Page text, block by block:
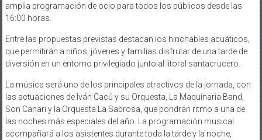
amplia programación de ocio para todos los públicos desde las
16:00 horas.
Entre las propuestas previstas destacan los hinchables acuáticos,
que permitirán a niños, jóvenes y familias disfrutar de una tarde de
diversión en un entorno privilegiado junto al litoral santacrucero.
La música será uno de los principales atractivos de la jornada, con
las actuaciones de Iván Cacú y su Orquesta, La Maquinaria Band,
Son Canari y la Orquesta La Sabrosa, que pondrán ritmo a una de
las noches más especiales del año. La programación musical
acompañará a los asistentes durante toda la tarde y la noche,